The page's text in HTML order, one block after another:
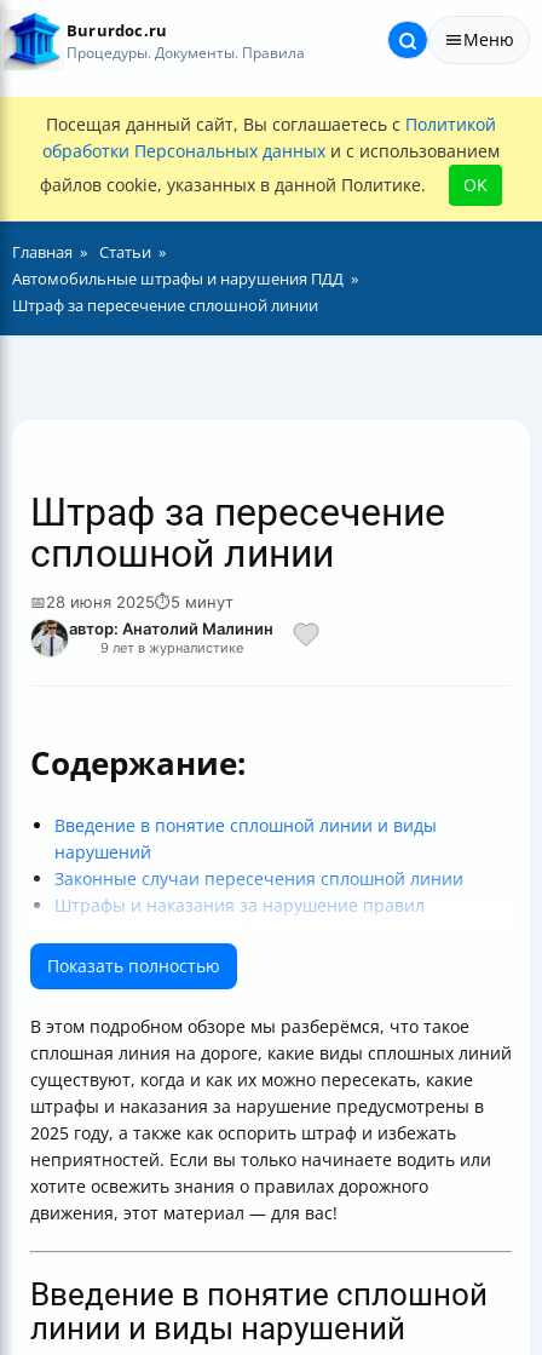
Bururdoc.ru
Процедуры. Документы. Правила
Меню
Посещая данный сайт, Вы соглашаетесь с Политикой
обработки Персональных данных и с использованием
файлов cookie, указанных в данной Политике.
OK
Главная
Статьи
Автомобильные штрафы и нарушения ПДД
Штраф за пересечение сплошной линии
Штраф за пересечение
сплошной линии
📅28 июня 2025⏱5 минут
автор: Анатолий Малинин
9 лет в журналистике
Содержание:
Введение в понятие сплошной линии и виды
нарушений
Законные случаи пересечения сплошной линии
Штрафы и наказания за нарушение правил
Как оспорить штраф за пересечение сплошной
линии?
Итог
Показать полностью
В этом подробном обзоре мы разберёмся, что такое
сплошная линия на дороге, какие виды сплошных линий
существуют, когда и как их можно пересекать, какие
штрафы и наказания за нарушение предусмотрены в
2025 году, а также как оспорить штраф и избежать
неприятностей. Если вы только начинаете водить или
хотите освежить знания о правилах дорожного
движения, этот материал — для вас!
Введение в понятие сплошной
линии и виды нарушений